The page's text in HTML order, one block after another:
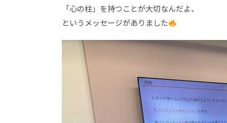
「心の柱」を持つことが大切なんだよ、
というメッセージがありました